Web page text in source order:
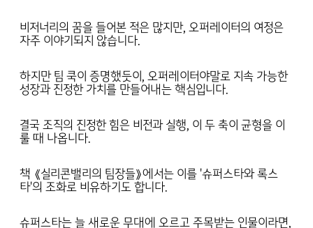
비저너리의 꿈을 들어본 적은 많지만, 오퍼레이터의 여정은
자주 이야기되지 않습니다.
하지만 팀 쿡이 증명했듯이, 오퍼레이터야말로 지속 가능한
성장과 진정한 가치를 만들어내는 핵심입니다.
결국 조직의 진정한 힘은 비전과 실행, 이 두 축이 균형을 이
룰 때 나옵니다.
책 《실리콘밸리의 팀장들》에서는 이를 '슈퍼스타와 록스
타'의 조화로 비유하기도 합니다.
슈퍼스타는 늘 새로운 무대에 오르고 주목받는 인물이라면,